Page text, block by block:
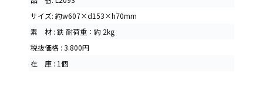
サイズ: 約w607×d153×h70mm
素 材 : 鉄 耐荷重：約 2kg
税抜価格 : 3.800円
在 庫 : 1個